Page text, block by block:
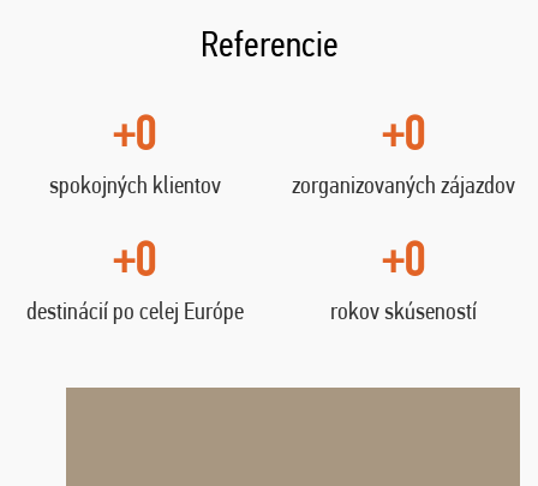
Referencie
+0
spokojných klientov
+0
zorganizovaných zájazdov
+0
destinácií po celej Európe
+0
rokov skúseností